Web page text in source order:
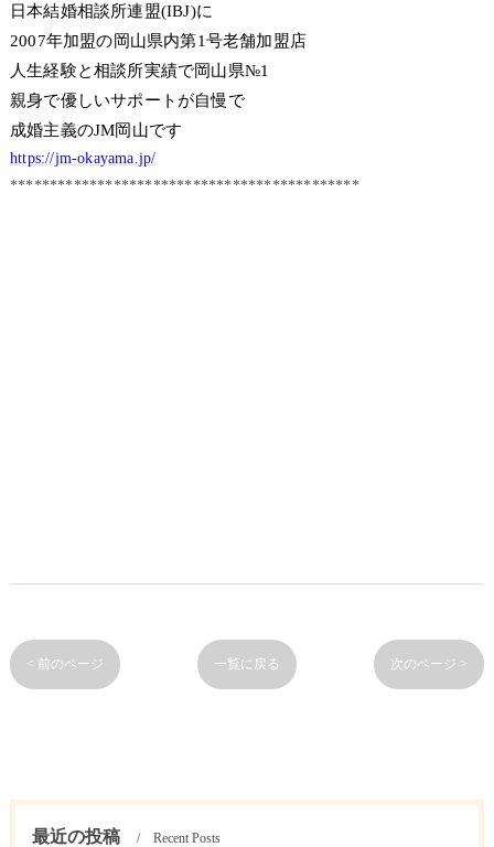
日本結婚相談所連盟(IBJ)に
2007年加盟の岡山県内第1号老舗加盟店
人生経験と相談所実績で岡山県№1
親身で優しいサポートが自慢で
成婚主義のJM岡山です
https://jm-okayama.jp/
********************************************
< 前のページ 一覧に戻る 次のページ >
最近の投稿 Recent Posts